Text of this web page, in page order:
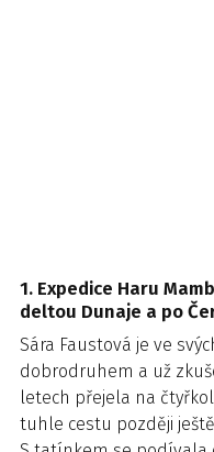
1. Expedice Haru
deltou Dunaje a po
Sára Faustová je ve
dobrodruhem a už
letech přejela na
tuhle cestu později